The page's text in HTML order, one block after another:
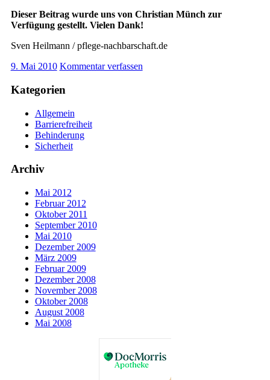
Dieser Beitrag wurde uns von Christian Münch zur
Verfügung gestellt. Vielen Dank!
Sven Heilmann / pflege-nachbarschaft.de
9. Mai 2010 Kommentar verfassen
Kategorien
Allgemein
Barrierefreiheit
Behinderung
Sicherheit
Archiv
Mai 2012
Februar 2012
Oktober 2011
September 2010
Mai 2010
Dezember 2009
März 2009
Februar 2009
Dezember 2008
November 2008
Oktober 2008
August 2008
Mai 2008